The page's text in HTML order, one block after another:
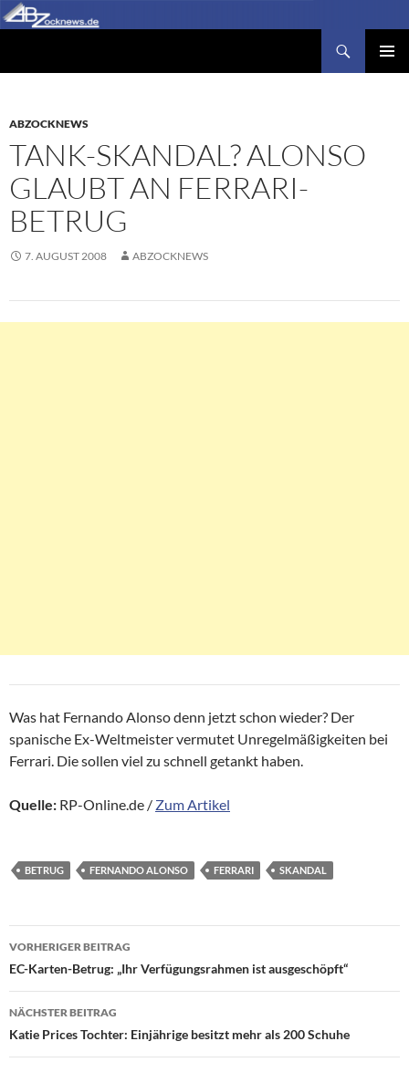
Zum
Inhalt
ABZOCKNEWS
TANK-SKANDAL? ALONSO
GLAUBT AN FERRARI-
BETRUG
7. AUGUST 2008 ABZOCKNEWS
Was hat Fernando Alonso denn jetzt schon wieder? Der
spanische Ex-Weltmeister vermutet Unregelmäßigkeiten bei
Ferrari. Die sollen viel zu schnell getankt haben.
Quelle: RP-Online.de / Zum Artikel
BETRUG FERNANDO ALONSO FERRARI SKANDAL
Beitragsnavigation
VORHERIGER BEITRAG
EC-Karten-Betrug: „Ihr Verfügungsrahmen ist ausgeschöpft“
NÄCHSTER BEITRAG
Katie Prices Tochter: Einjährige besitzt mehr als 200 Schuhe